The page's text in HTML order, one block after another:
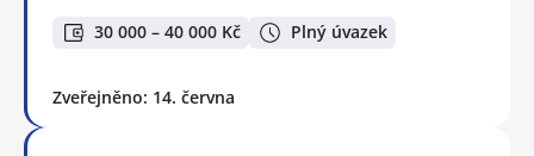
30 000 – 40 000 Kč Plný úvazek
Zveřejněno: 14. června